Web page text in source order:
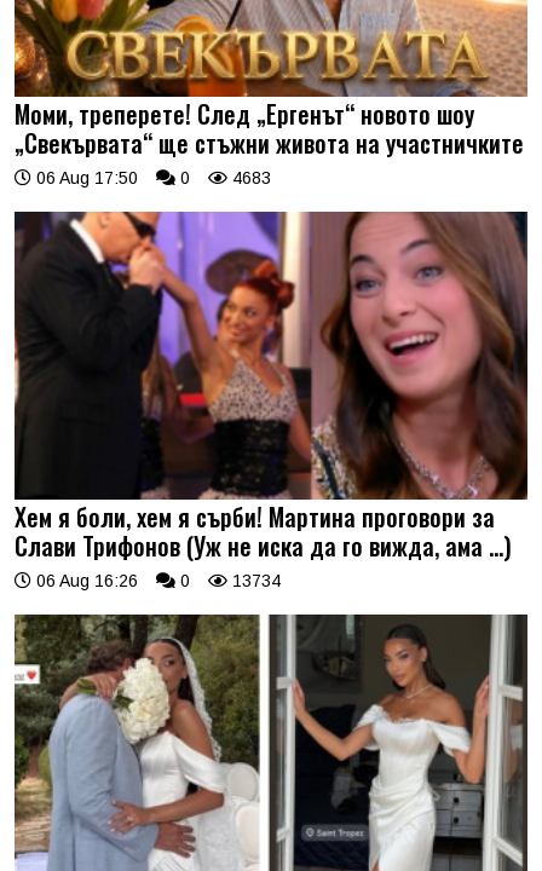
Моми, треперете! След „Ергенът“ новото шоу
„Свекървата“ ще стъжни живота на участничките
06 Aug 17:50 0 4683
Хем я боли, хем я сърби! Мартина проговори за
Слави Трифонов (Уж не иска да го вижда, ама …)
06 Aug 16:26 0 13734